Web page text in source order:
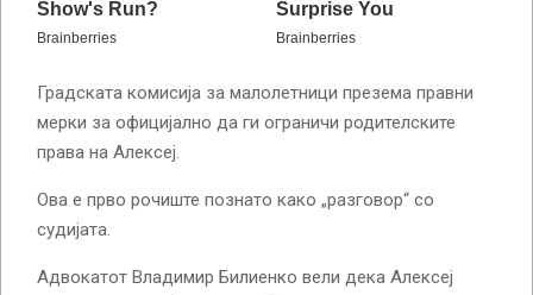
Градската комисија за малолетници презема правни
мерки за официјално да ги ограничи родителските
права на Алексеј.
Ова е прво рочиште познато како „разговор“ со
судијата.
Адвокатот Владимир Билиенко вели дека Алексеј